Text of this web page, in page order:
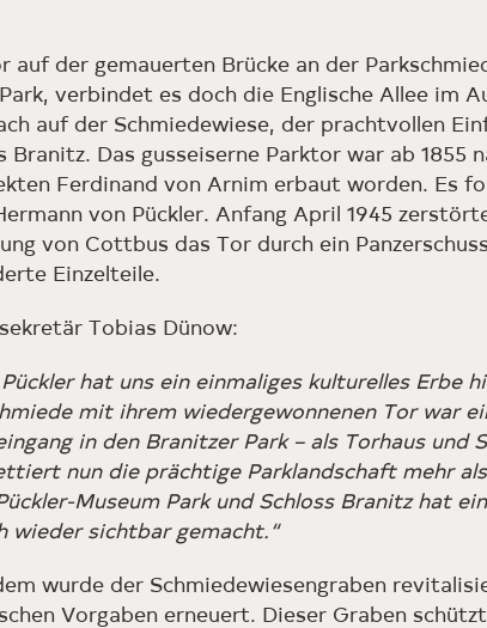
auf der gemauerten Brücke an der
verbindet es doch die Englische Allee im
auf der Schmiedewiese, der prachtvollen
Branitz. Das gusseiserne Parktor war ab 1855
Ferdinand von Arnim erbaut worden. Es
von Pückler. Anfang April 1945
von Cottbus das Tor durch ein
Einzelteile.
Tobias Dünow:
hat uns ein einmaliges kulturelles Erbe
mit ihrem wiedergewonnenen Tor war
in den Branitzer Park – als Torhaus und
nun die prächtige Parklandschaft mehr
Museum Park und Schloss Branitz hat
wieder sichtbar gemacht.“
wurde der Schmiedewiesengraben
Vorgaben erneuert. Dieser Graben